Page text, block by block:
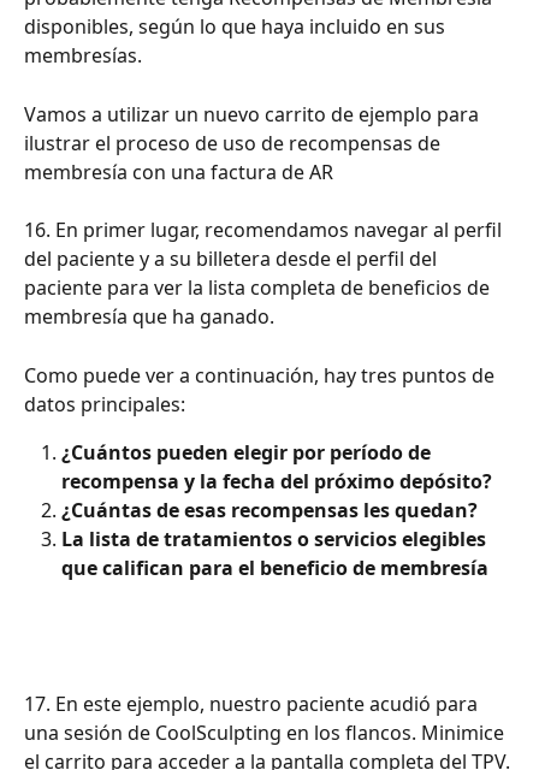
disponibles, según lo que haya incluido en sus
membresías.
Vamos a utilizar un nuevo carrito de ejemplo para
ilustrar el proceso de uso de recompensas de
membresía con una factura de AR
16. En primer lugar, recomendamos navegar al perfil
del paciente y a su billetera desde el perfil del
paciente para ver la lista completa de beneficios de
membresía que ha ganado.
Como puede ver a continuación, hay tres puntos de
datos principales:
¿Cuántos pueden elegir por período de
recompensa y la fecha del próximo depósito?
¿Cuántas de esas recompensas les quedan?
La lista de tratamientos o servicios elegibles
que califican para el beneficio de membresía
17. En este ejemplo, nuestro paciente acudió para
una sesión de CoolSculpting en los flancos. Minimice
el carrito para acceder a la pantalla completa del TPV.